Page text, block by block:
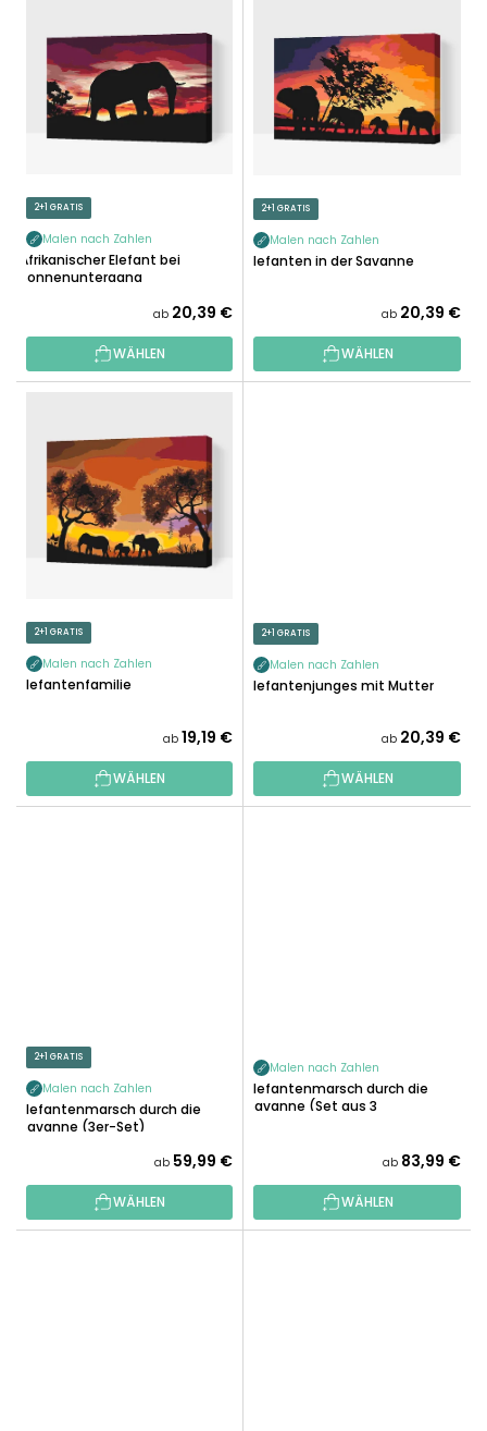
R
U
N
R
O
D
U
T
2+1 GRATIS
Malen nach Zahlen
Afrikanischer Elefant bei
Sonnenuntergang
ab 20,39 €
WÄHLEN
2+1 GRATIS
Malen nach Zahlen
Elefanten in der Savanne
ab 20,39 €
WÄHLEN
2+1 GRATIS
Malen nach Zahlen
Elefantenfamilie
ab 19,19 €
WÄHLEN
2+1 GRATIS
Malen nach Zahlen
Elefantenjunges mit Mutter
ab 20,39 €
WÄHLEN
2+1 GRATIS
Malen nach Zahlen
Elefantenmarsch durch die
Savanne (3er-Set)
ab 59,99 €
WÄHLEN
Malen nach Zahlen
Elefantenmarsch durch die
Savanne (Set aus 3
ab 83,99 €
WÄHLEN